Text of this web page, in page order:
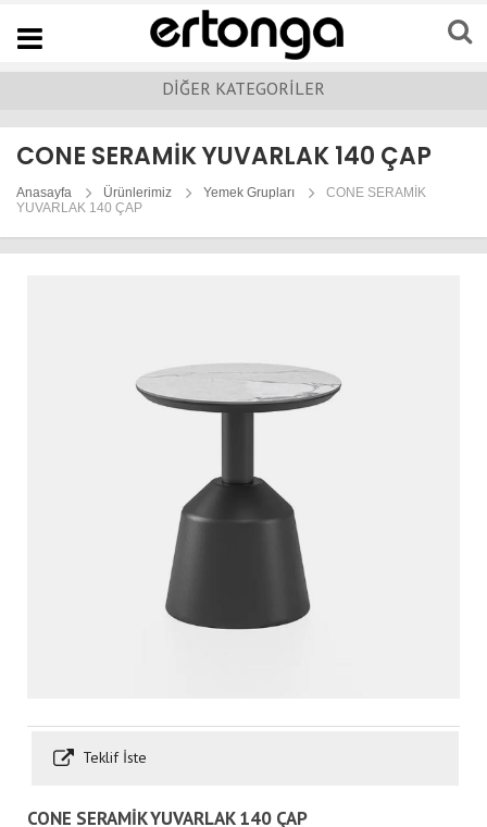
Navigation
DİĞER KATEGORİLER
CONE SERAMİK YUVARLAK 140 ÇAP
Anasayfa Ürünlerimiz Yemek Grupları
CONE SERAMİK
YUVARLAK 140 ÇAP
Teklif İste
CONE SERAMİK YUVARLAK 140 ÇAP